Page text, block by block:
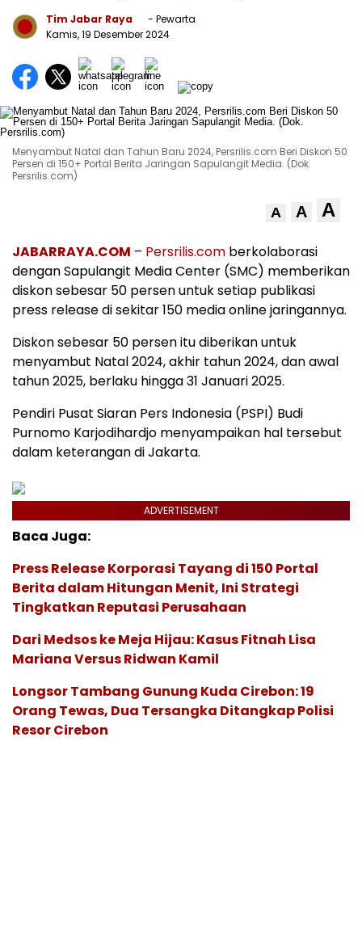
Tim Jabar Raya
- Pewarta
Kamis, 19 Desember 2024
Menyambut Natal dan Tahun Baru 2024, Persrilis.com Beri Diskon 50
Persen di 150+ Portal Berita Jaringan Sapulangit Media. (Dok.
Persrilis.com)
A A A
JABARRAYA.COM – Persrilis.com berkolaborasi
dengan Sapulangit Media Center (SMC) memberikan
diskon sebesar 50 persen untuk setiap publikasi
press release di sekitar 150 media online jaringannya.
Diskon sebesar 50 persen itu diberikan untuk
menyambut Natal 2024, akhir tahun 2024, dan awal
tahun 2025, berlaku hingga 31 Januari 2025.
Pendiri Pusat Siaran Pers Indonesia (PSPI) Budi
Purnomo Karjodihardjo menyampaikan hal tersebut
dalam keterangan di Jakarta.
ADVERTISEMENT
Baca Juga:
Press Release Korporasi Tayang di 150 Portal
Berita dalam Hitungan Menit, Ini Strategi
Tingkatkan Reputasi Perusahaan
Dari Medsos ke Meja Hijau: Kasus Fitnah Lisa
Mariana Versus Ridwan Kamil
Longsor Tambang Gunung Kuda Cirebon: 19
Orang Tewas, Dua Tersangka Ditangkap Polisi
Resor Cirebon